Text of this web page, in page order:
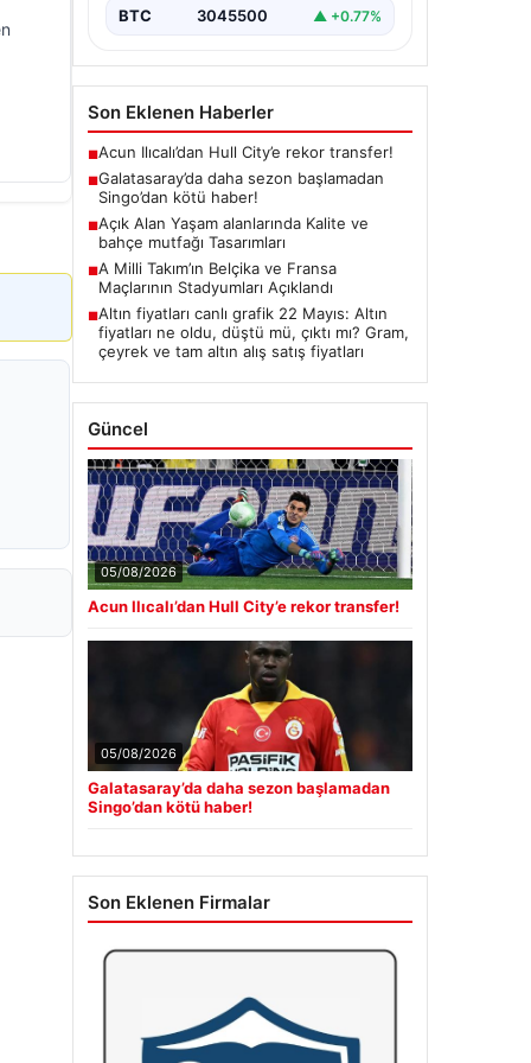
BTC 3045500 ▲ +0.77%
Son Eklenen Haberler
■Acun Ilıcalı’dan Hull City’e rekor transfer!
■Galatasaray’da daha sezon başlamadan
Singo’dan kötü haber!
■Açık Alan Yaşam alanlarında Kalite ve
bahçe mutfağı Tasarımları
■A Milli Takım’ın Belçika ve Fransa
Maçlarının Stadyumları Açıklandı
■Altın fiyatları canlı grafik 22 Mayıs: Altın
fiyatları ne oldu, düştü mü, çıktı mı? Gram,
çeyrek ve tam altın alış satış fiyatları
Güncel
05/08/2026
Acun Ilıcalı’dan Hull City’e rekor transfer!
05/08/2026
Galatasaray’da daha sezon başlamadan
Singo’dan kötü haber!
Son Eklenen Firmalar